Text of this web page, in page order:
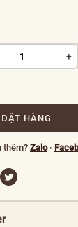
+
ĐẶT HÀNG
thêm? Zalo ·